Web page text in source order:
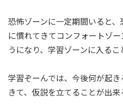
恐怖ゾーンに一定期間いると
に慣れてきてコンフォートゾ
うになり、学習ゾーンに入るこ
学習ぞーんでは、今後何が起
きて、仮説を立てることが出来